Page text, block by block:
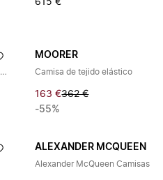
615 €
Sobrecamisa de Algodón con Paneles Laterales en Contraste
MOORER
Camisa de tejido elástico
163 €362 €
-55%
ALEXANDER MCQUEEN
Alexander McQueen Camisas